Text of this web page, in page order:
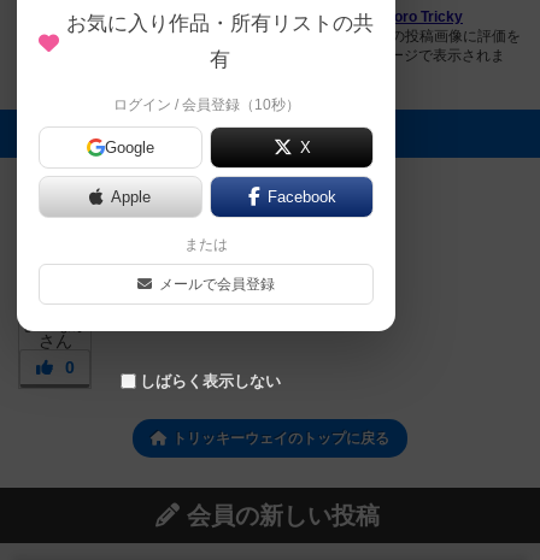
ボドゲーマにログインすると、 「トリッキーウェイ（Cuboro Tricky
Ways）」 の画像をアップロード出来たり、他のユーザーの投稿画像に評価を
付けることができます。また、トップ6の画像は様々なページで表示されま
トップに表示される画像
まつなが
0
トリッキーウェイのトップに戻る
会員の新しい投稿
お気に入り作品・所有リストの共
有
ログイン / 会員登録（10秒）
Google X
Apple Facebook
または
メールで会員登録
しばらく表示しない